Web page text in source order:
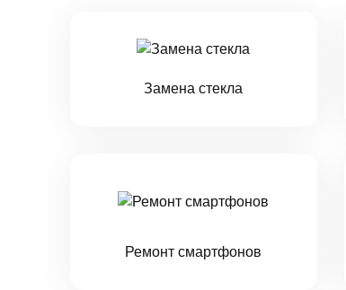
Замена стекла
Ремонт смартфонов